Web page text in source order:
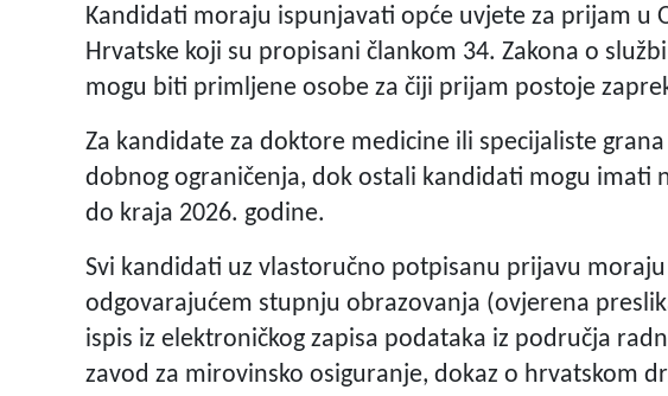
Kandidati moraju ispunjavati opće uvjete za prijam u
Hrvatske koji su propisani člankom 34. Zakona o
mogu biti primljene osobe za čiji prijam postoje
Za kandidate za doktore medicine ili specijaliste
dobnog ograničenja, dok ostali kandidati mogu imati
do kraja 2026. godine.
Svi kandidati uz vlastoručno potpisanu prijavu
odgovarajućem stupnju obrazovanja (ovjerena
ispis iz elektroničkog zapisa podataka iz područja
zavod za mirovinsko osiguranje, dokaz o hrvatskom